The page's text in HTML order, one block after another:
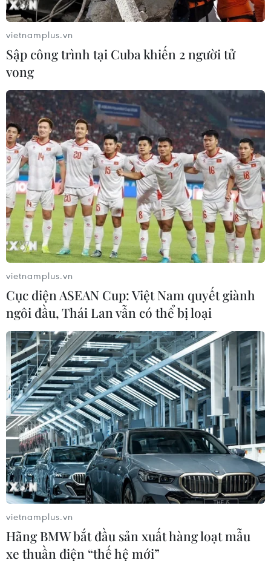
Hoàn tất kết luận điều tra Nguyễn Phương
Hằng và 4 đồng phạm
06/04/2023 12:05
Theo điều tra, bị can Nguyễn Phương Hằng - Tổng
Giám đốc Công ty cổ phần Đại Nam - đã lợi dụng, sử
dụng 12 kênh mạng xã hội livestream xâm phạm bí mật
đời tư, ảnh hưởng uy tín, danh dự của 9 cá nhân.
vietnamplus.vn
Sập công trình tại Cuba khiến 2 người tử
vong
vietnamplus.vn
Cục diện ASEAN Cup: Việt Nam quyết giành
ngôi đầu, Thái Lan vẫn có thể bị loại
vietnamplus.vn
Hãng BMW bắt đầu sản xuất hàng loạt mẫu
xe thuần điện “thế hệ mới”